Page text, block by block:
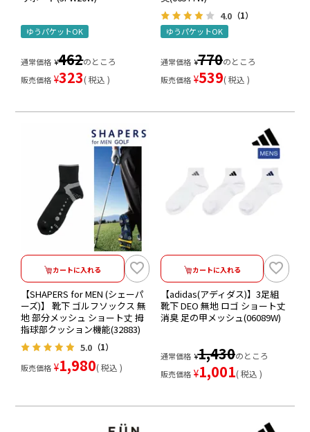
ゆうパケットOK
通常価格 ¥462のところ
販売価格 ¥323 税込
4.0 （1）
ゆうパケットOK
通常価格 ¥770のところ
販売価格 ¥539 税込
カートに入れる
【SHAPERS for MEN (シェーパ
ーズ)】 靴下 ゴルフソックス 無
地 部分メッシュ ショート丈 拇
指球部クッション機能(32883)
5.0 （1）
販売価格 ¥1,980 税込
カートに入れる
【adidas(アディダス)】3足組
靴下 DEO 無地 ロゴ ショート丈
消臭 足の甲メッシュ(06089W)
通常価格 ¥1,430のところ
販売価格 ¥1,001 税込